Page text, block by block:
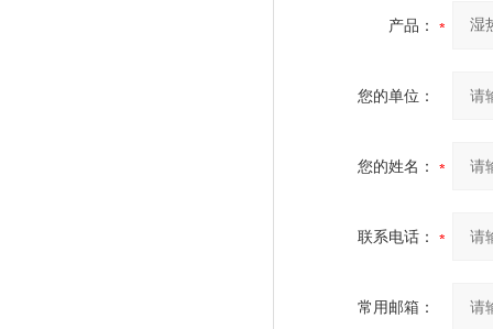
产品：
您的单位：
您的姓名：
联系电话：
常用邮箱：